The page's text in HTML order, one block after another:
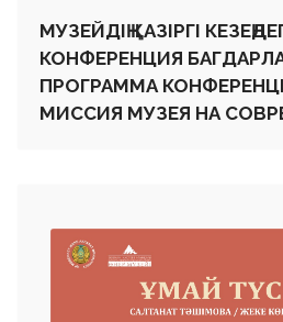
МУЗЕЙДІҢ ҚАЗІРГІ
КОНФЕРЕНЦИЯ
ПРОГРАММА
МИССИЯ МУЗЕЯ НА